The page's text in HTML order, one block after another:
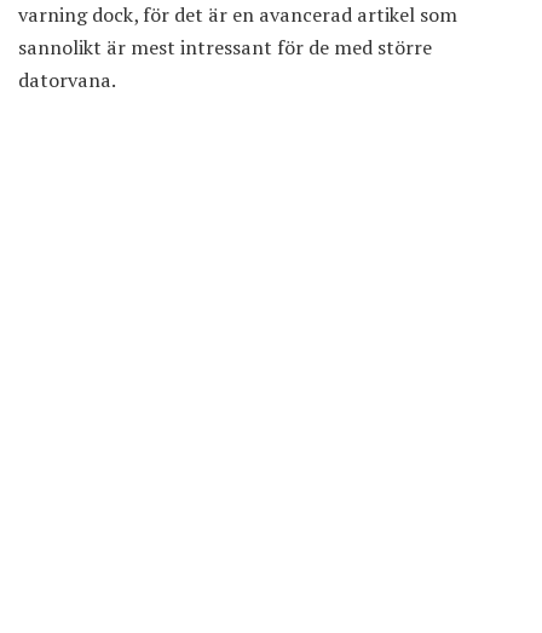
varning dock, för det är en avancerad artikel som
sannolikt är mest intressant för de med större
datorvana.